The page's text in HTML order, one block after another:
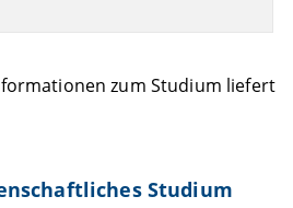
zum Studium liefert
Studium